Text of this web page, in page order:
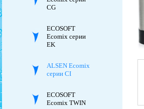
CG
ECOSOFT
Ecomix серии
EK
ALSEN Ecomix
серии CI
ECOSOFT
Ecomix TWIN